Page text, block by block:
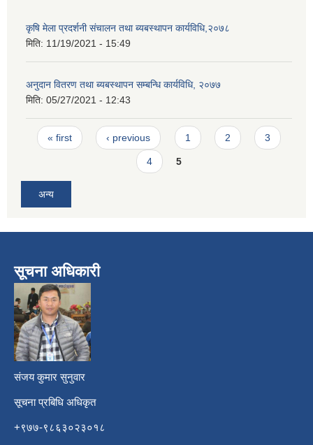
कृषि मेला प्रदर्शनी संचालन तथा ब्यबस्थापन कार्यविधि,२०७८
मिति: 11/19/2021 - 15:49
अनुदान वितरण तथा ब्यबस्थापन सम्बन्धि कार्यविधि, २०७७
मिति: 05/27/2021 - 12:43
Pages
« first ‹ previous 1 2 3
4 5
अन्य
सूचना अधिकारी
संजय कुमार सुनुवार
सूचना प्रबिधि अधिकृत
+९७७-९८६३०२३०१८